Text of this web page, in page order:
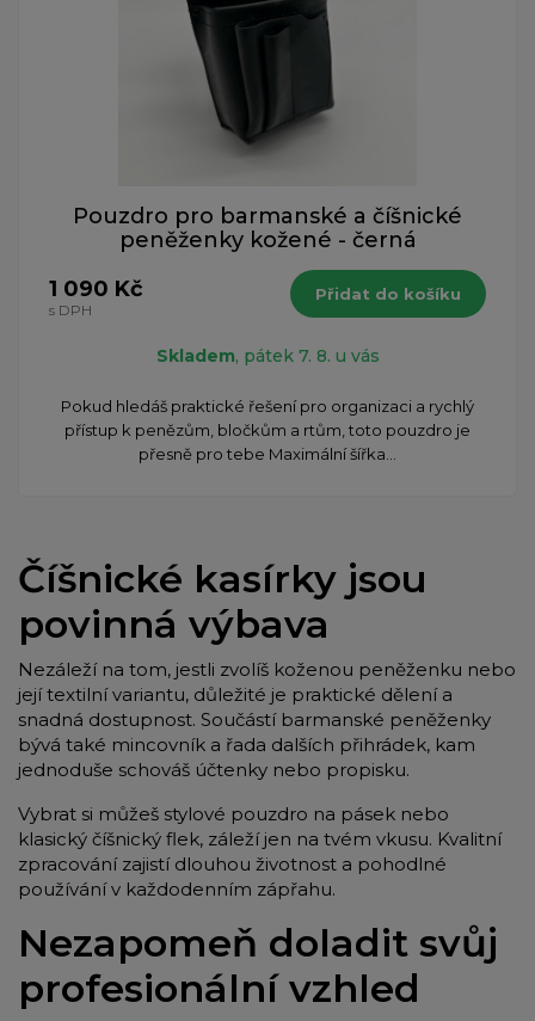
Pouzdro pro barmanské a číšnické
peněženky kožené - černá
1 090 Kč
s DPH
Přidat do košíku
Skladem, pátek 7. 8. u vás
Pokud hledáš praktické řešení pro organizaci a rychlý
přístup k penězům, bločkům a rtům, toto pouzdro je
přesně pro tebe Maximální šířka...
Číšnické kasírky jsou
povinná výbava
Nezáleží na tom, jestli zvolíš koženou peněženku nebo
její textilní variantu, důležité je praktické dělení a
snadná dostupnost. Součástí barmanské peněženky
bývá také mincovník a řada dalších přihrádek, kam
jednoduše schováš účtenky nebo propisku.
Vybrat si můžeš stylové pouzdro na pásek nebo
klasický číšnický flek, záleží jen na tvém vkusu. Kvalitní
zpracování zajistí dlouhou životnost a pohodlné
používání v každodenním zápřahu.
Nezapomeň doladit svůj
profesionální vzhled